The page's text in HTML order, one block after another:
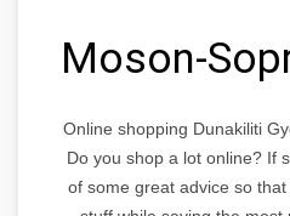
Moson-
Online shopping Dunakiliti
Do you shop a lot online? If
of some great advice so